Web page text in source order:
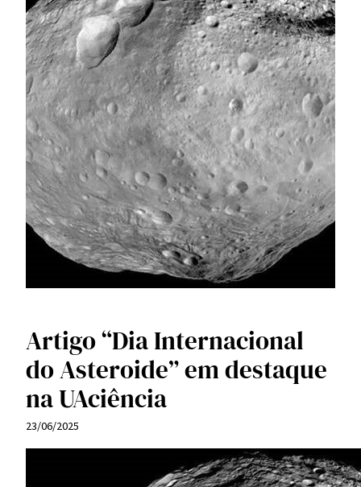
Artigo “Dia Internacional
do Asteroide” em destaque
na UAciência
23/06/2025